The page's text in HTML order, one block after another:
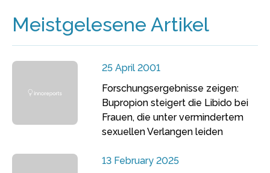
Meistgelesene Artikel
25 April 2001
Forschungsergebnisse zeigen:
Bupropion steigert die Libido bei
Frauen, die unter vermindertem
sexuellen Verlangen leiden
13 February 2025